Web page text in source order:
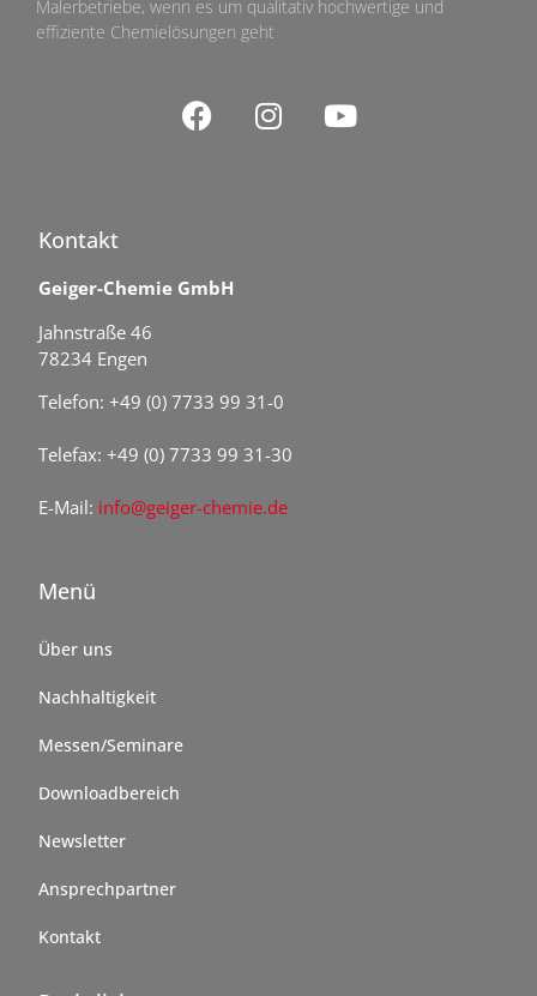
Malerbetriebe, wenn es um qualitativ hochwertige und
effiziente Chemielösungen geht
Kontakt
Geiger-Chemie GmbH
Jahnstraße 46
78234 Engen
Telefon: +49 (0) 7733 99 31-0
Telefax: +49 (0) 7733 99 31-30
E-Mail: info@geiger-chemie.de
Menü
Über uns
Nachhaltigkeit
Messen/Seminare
Downloadbereich
Newsletter
Ansprechpartner
Kontakt